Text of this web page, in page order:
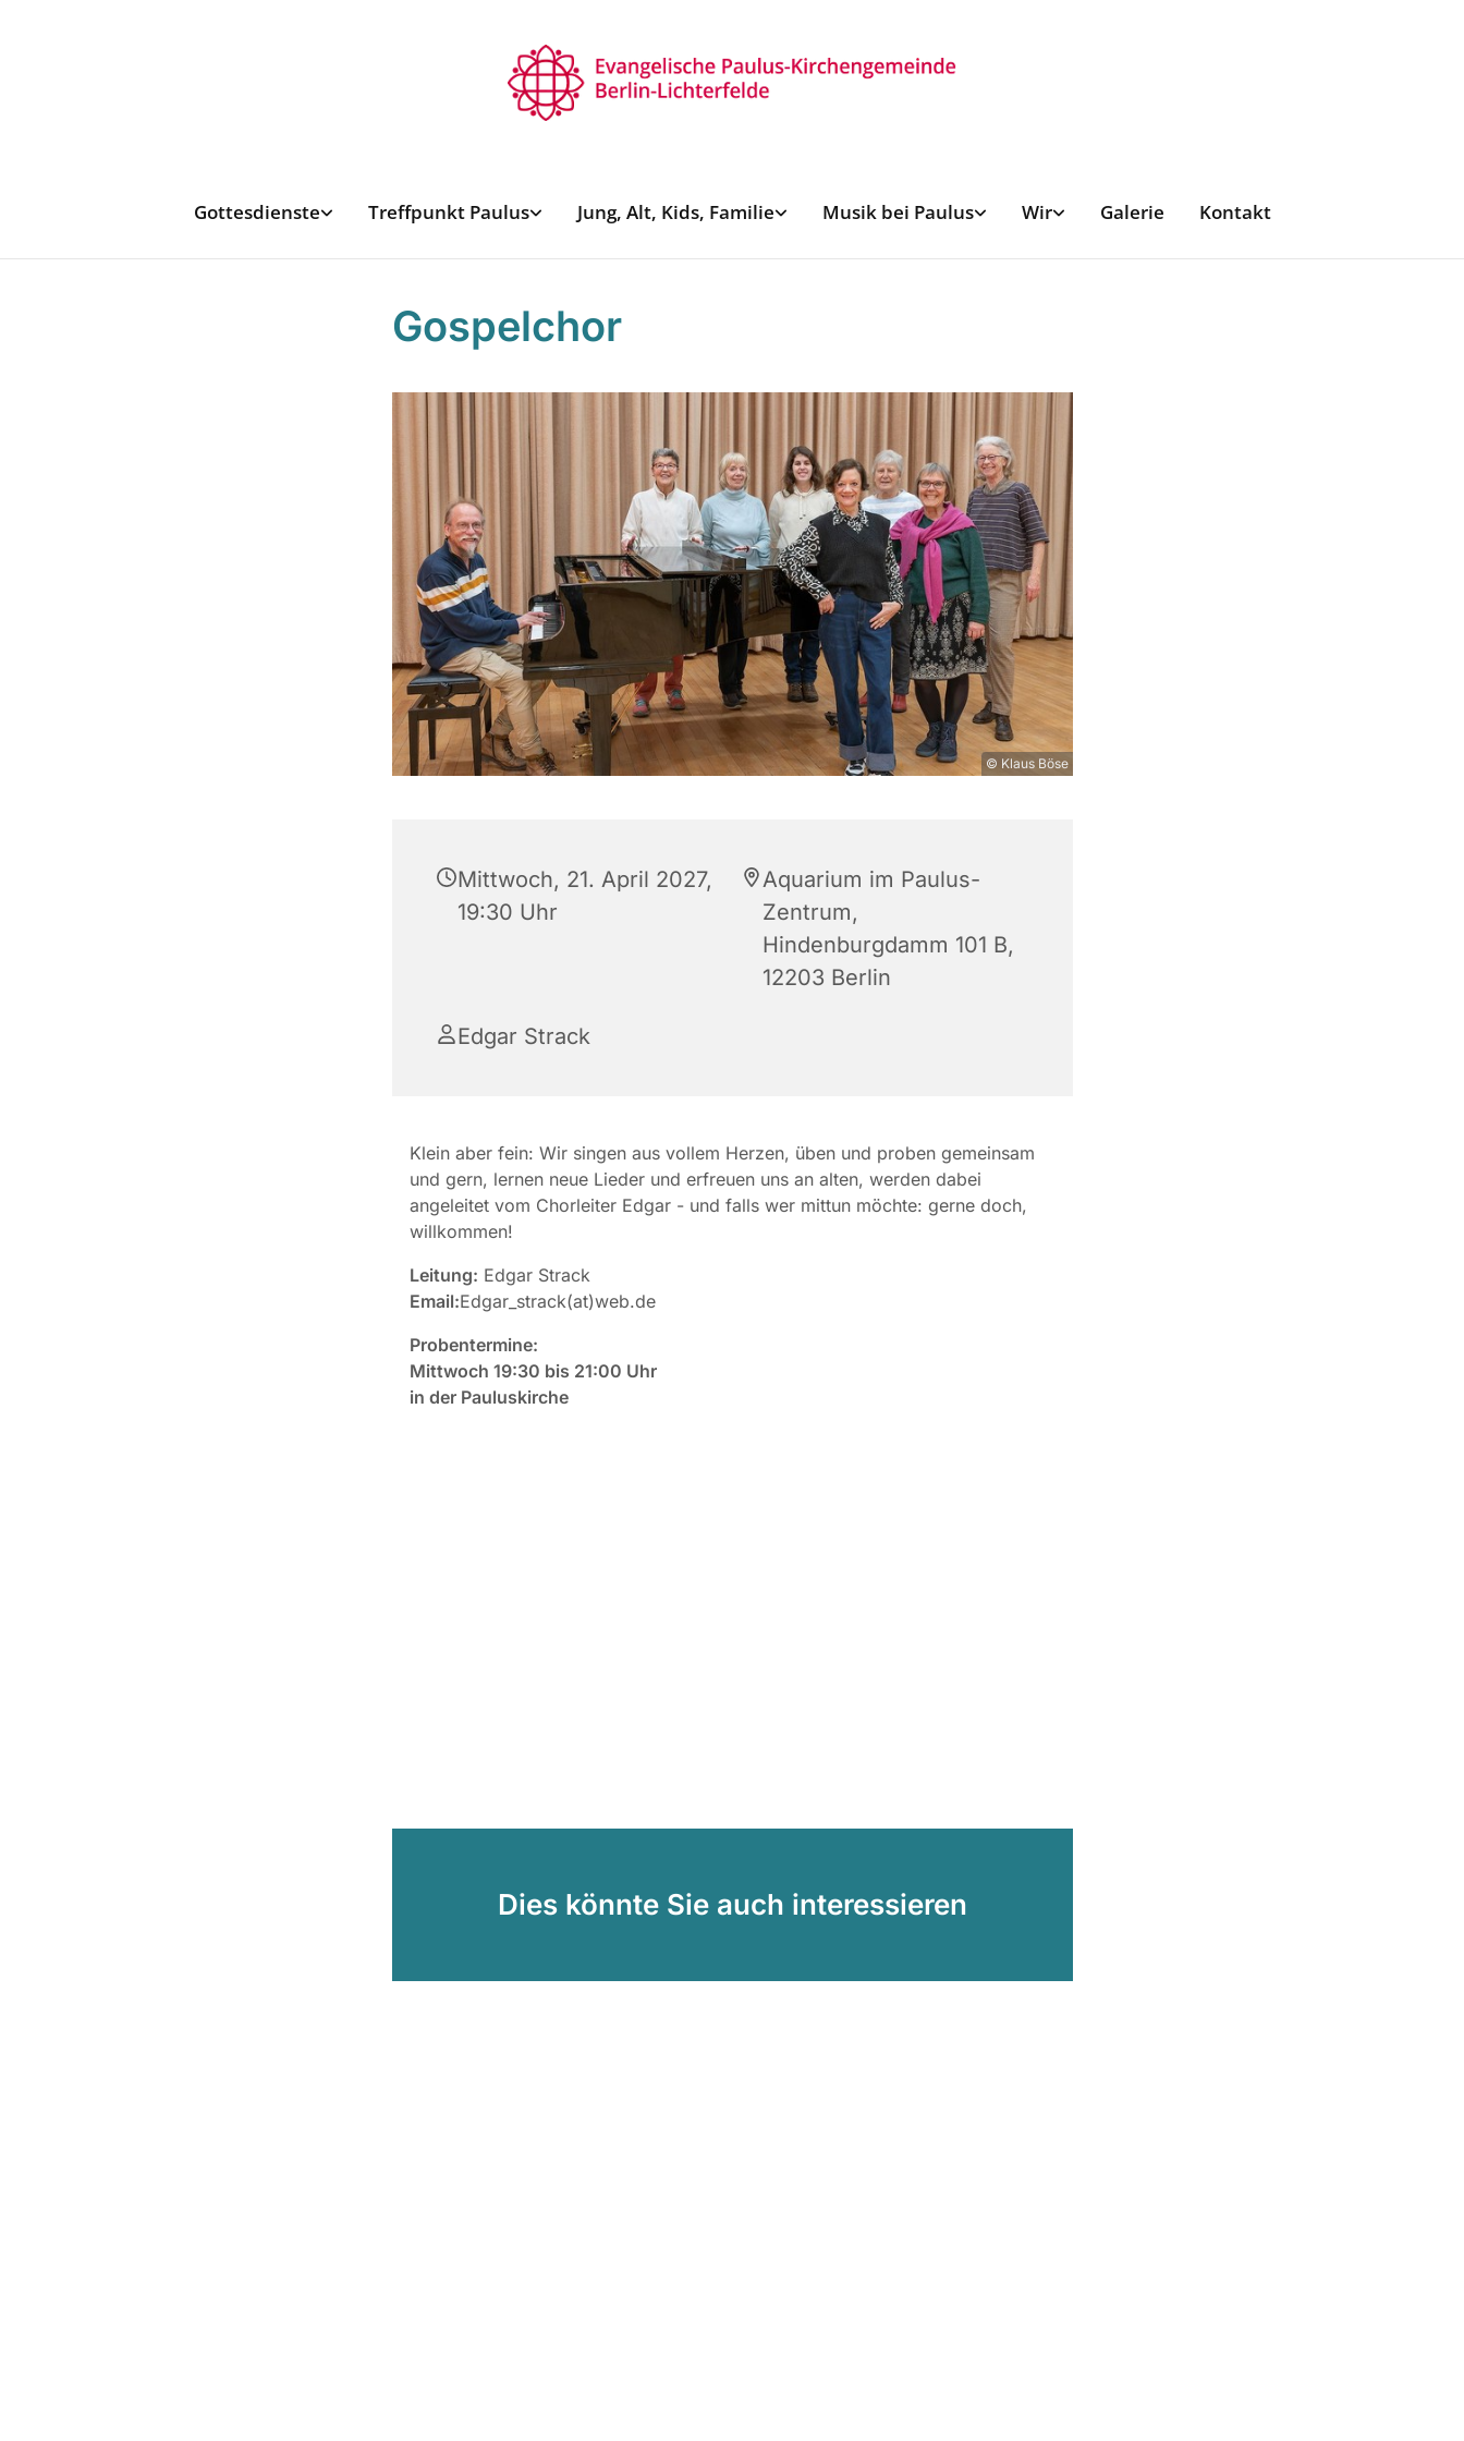
Gottesdienste Treffpunkt Paulus Jung, Alt, Kids, Familie Musik bei Paulus Wir Galerie Kontakt
Gospelchor
© Klaus Böse
Mittwoch, 21. April 2027,
19:30 Uhr
Aquarium im Paulus-
Zentrum,
Hindenburgdamm 101 B,
12203 Berlin
Edgar Strack
Klein aber fein: Wir singen aus vollem Herzen, üben und proben gemeinsam
und gern, lernen neue Lieder und erfreuen uns an alten, werden dabei
angeleitet vom Chorleiter Edgar - und falls wer mittun möchte: gerne doch,
willkommen!
Leitung: Edgar Strack
Email:Edgar_strack(at)web.de
Probentermine:
Mittwoch 19:30 bis 21:00 Uhr
in der Pauluskirche
Dies könnte Sie auch interessieren